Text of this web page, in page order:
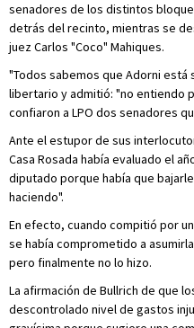
senadores de los distintos
detrás del recinto, mientras se
juez Carlos "Coco" Mahiques.
"Todos sabemos que Adorni está
libertario y admitió: "no entiendo
confiaron a LPO dos senadores
Ante el estupor de sus
Casa Rosada había evaluado el
diputado porque había que
haciendo".
En efecto, cuando compitió por
se había comprometido a
pero finalmente no lo hizo.
La afirmación de Bullrich de que
descontrolado nivel de gastos